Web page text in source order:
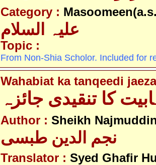
Category :
Topic :
From Non-Shia Scholor. Included for
Wahabiat ka tanqeedi jaeza
کا تنقیدی جائزہ
Author : Sheikh
نجم الدین طبسی
Translator : Syed Ghafir